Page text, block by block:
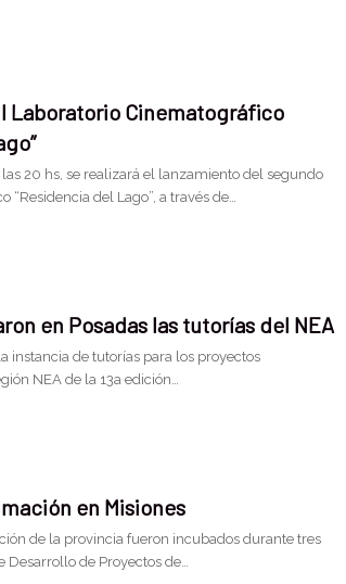
Laboratorio Cinematográfico
las 20 hs, se realizará el lanzamiento del segundo
“Residencia del Lago”, a través de…
en Posadas las tutorías del NEA
instancia de tutorías para los proyectos
NEA de la 13a edición…
en Misiones
de la provincia fueron incubados durante tres
de Proyectos de…